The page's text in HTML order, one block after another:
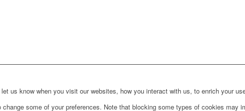
us know when you visit our websites, how you interact with us, to enrich your
some of your preferences. Note that blocking some types of cookies may